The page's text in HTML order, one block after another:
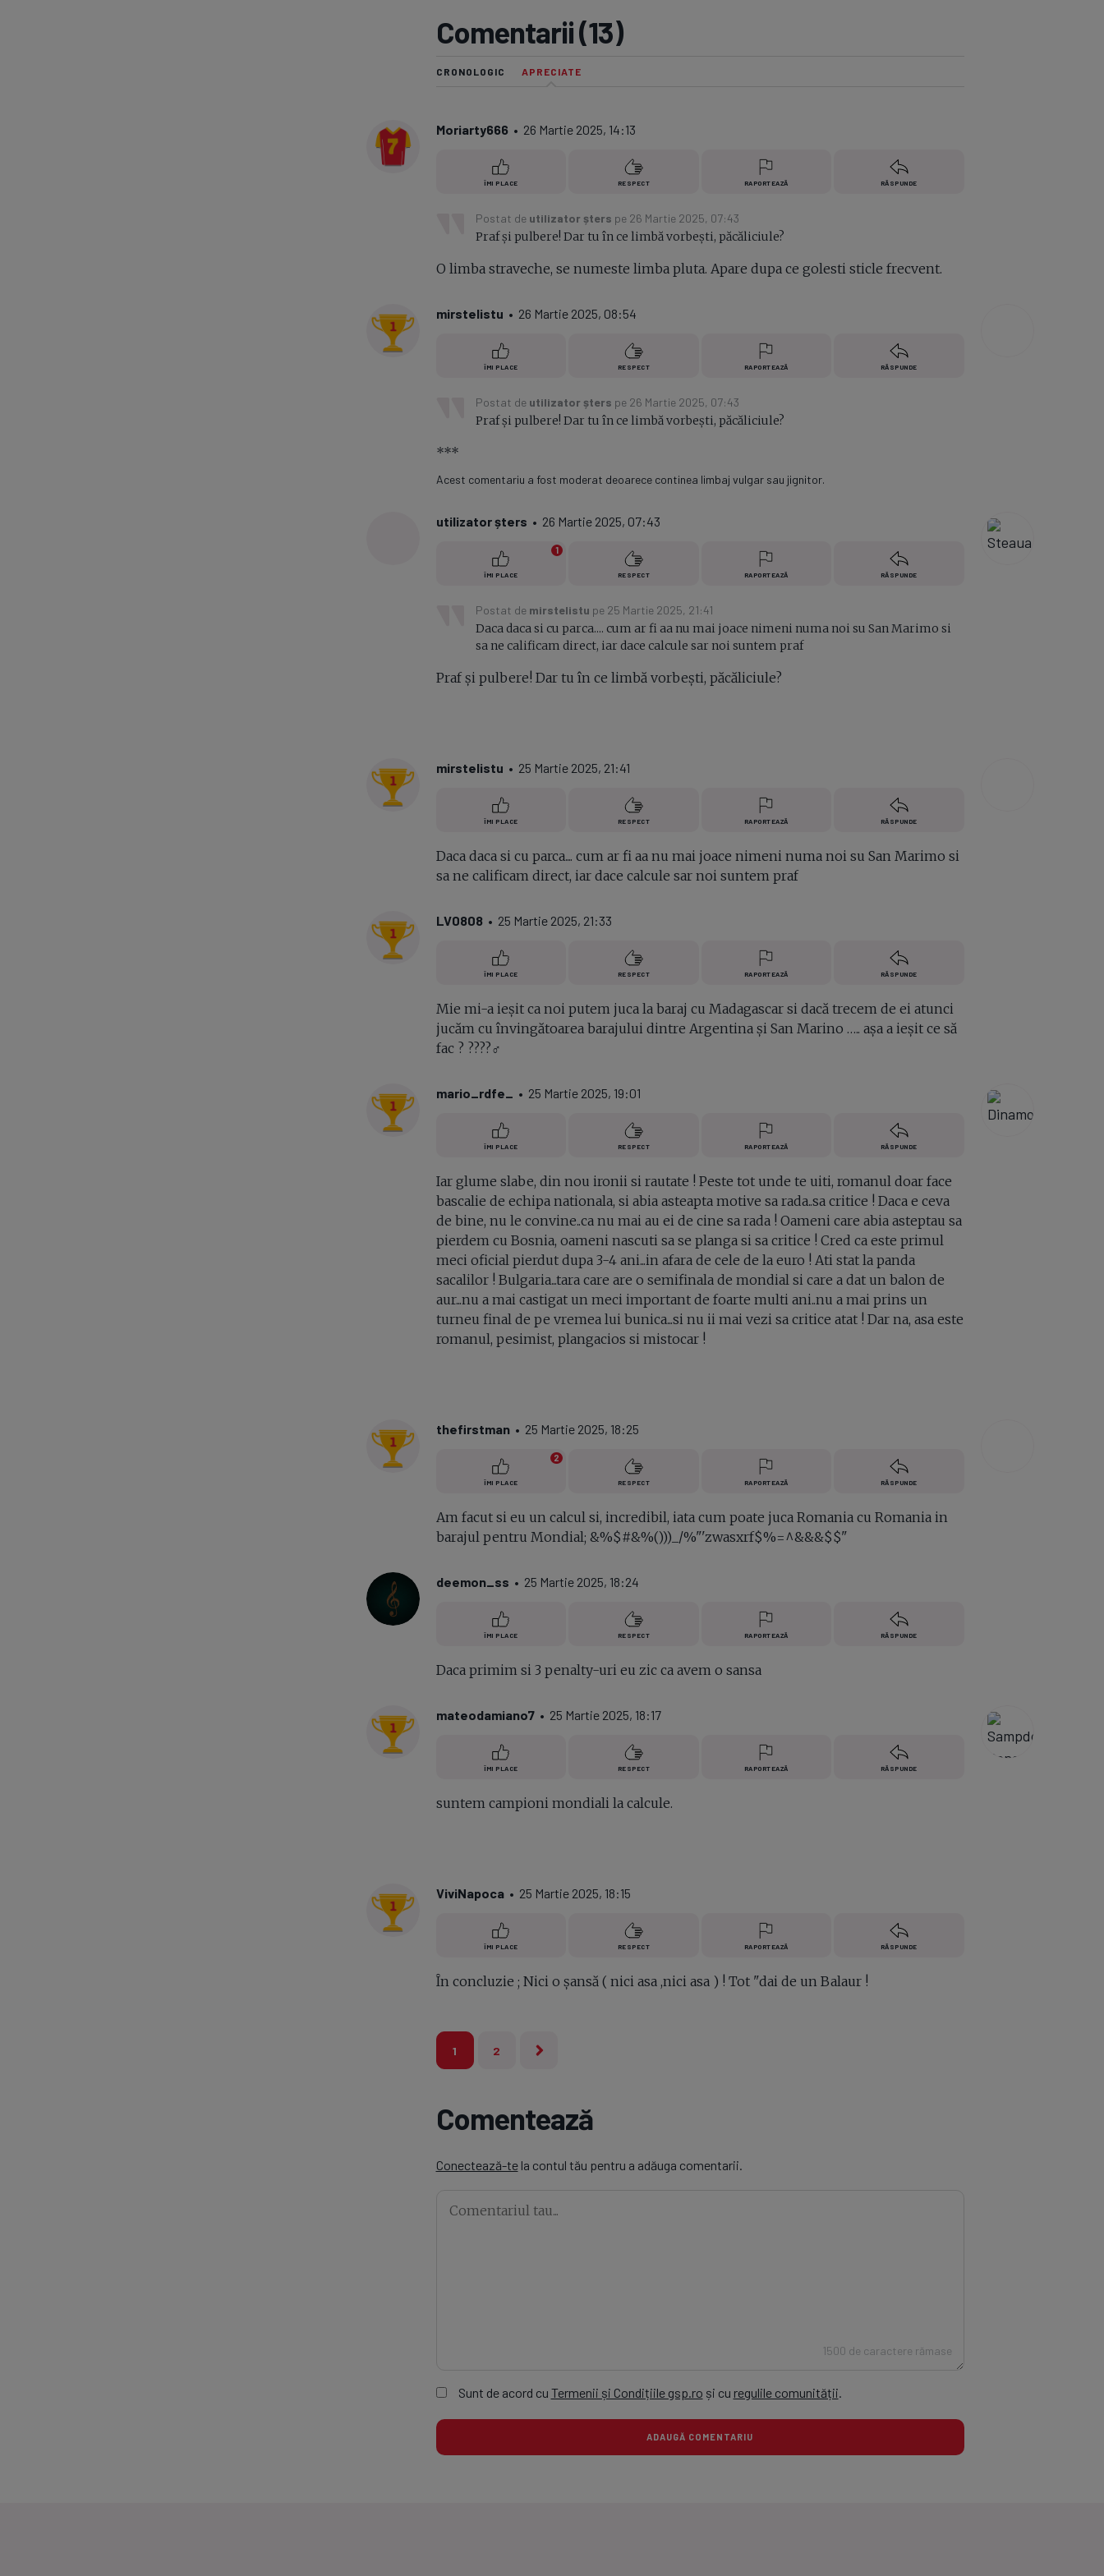
Comentarii (13)
CRONOLOGIC APRECIATE
Moriarty666• 26 Martie 2025, 14:13
ÎMI PLACE RESPECT RAPORTEAZĂ RĂSPUNDE
Postat de utilizator șters pe 26 Martie 2025, 07:43
Praf și pulbere! Dar tu în ce limbă vorbești, păcăliciule?
O limba straveche, se numeste limba pluta. Apare dupa ce golesti sticle frecvent.
mirstelistu • 26 Martie 2025, 08:54
ÎMI PLACE RESPECT RAPORTEAZĂ RĂSPUNDE
Postat de utilizator șters pe 26 Martie 2025, 07:43
Praf și pulbere! Dar tu în ce limbă vorbești, păcăliciule?
***
Acest comentariu a fost moderat deoarece continea limbaj vulgar sau jignitor.
utilizator șters • 26 Martie 2025, 07:43
ÎMI PLACE
1
RESPECT RAPORTEAZĂ RĂSPUNDE
Postat de mirstelistu pe 25 Martie 2025, 21:41
Daca daca si cu parca.... cum ar fi aa nu mai joace nimeni numa noi su San Marimo si
sa ne calificam direct, iar dace calcule sar noi suntem praf
Praf și pulbere! Dar tu în ce limbă vorbești, păcăliciule?
mirstelistu • 25 Martie 2025, 21:41
ÎMI PLACE RESPECT RAPORTEAZĂ RĂSPUNDE
Daca daca si cu parca.... cum ar fi aa nu mai joace nimeni numa noi su San Marimo si
sa ne calificam direct, iar dace calcule sar noi suntem praf
LV0808• 25 Martie 2025, 21:33
ÎMI PLACE RESPECT RAPORTEAZĂ RĂSPUNDE
Mie mi-a ieșit ca noi putem juca la baraj cu Madagascar si dacă trecem de ei atunci
jucăm cu învingătoarea barajului dintre Argentina și San Marino ….. așa a ieșit ce să
fac ? ????‍♂️
mario_rdfe_ • 25 Martie 2025, 19:01
ÎMI PLACE RESPECT RAPORTEAZĂ RĂSPUNDE
Iar glume slabe, din nou ironii si rautate ! Peste tot unde te uiti, romanul doar face
bascalie de echipa nationala, si abia asteapta motive sa rada..sa critice ! Daca e ceva
de bine, nu le convine..ca nu mai au ei de cine sa rada ! Oameni care abia asteptau sa
pierdem cu Bosnia, oameni nascuti sa se planga si sa critice ! Cred ca este primul
meci oficial pierdut dupa 3-4 ani...in afara de cele de la euro ! Ati stat la panda
sacalilor ! Bulgaria...tara care are o semifinala de mondial si care a dat un balon de
aur...nu a mai castigat un meci important de foarte multi ani..nu a mai prins un
turneu final de pe vremea lui bunica...si nu ii mai vezi sa critice atat ! Dar na, asa este
romanul, pesimist, plangacios si mistocar !
thefirstman• 25 Martie 2025, 18:25
ÎMI PLACE
2
RESPECT RAPORTEAZĂ RĂSPUNDE
Am facut si eu un calcul si, incredibil, iata cum poate juca Romania cu Romania in
barajul pentru Mondial; &%$#&%()))_/%"'zwasxrf$%=^&&&$$"
deemon_ss • 25 Martie 2025, 18:24
ÎMI PLACE RESPECT RAPORTEAZĂ RĂSPUNDE
Daca primim si 3 penalty-uri eu zic ca avem o sansa
mateodamiano7• 25 Martie 2025, 18:17
ÎMI PLACE RESPECT RAPORTEAZĂ RĂSPUNDE
suntem campioni mondiali la calcule.
ViviNapoca• 25 Martie 2025, 18:15
ÎMI PLACE RESPECT RAPORTEAZĂ RĂSPUNDE
În concluzie ; Nici o șansă ( nici asa ,nici asa ) ! Tot "dai de un Balaur !
1 2
Comentează
Conectează-tela contul tău pentru a adăuga comentarii.
1500 de caractere rămase
Sunt de acord cu Termenii și Condițiile gsp.ro și cu regulile comunității.
ADAUGĂ COMENTARIU